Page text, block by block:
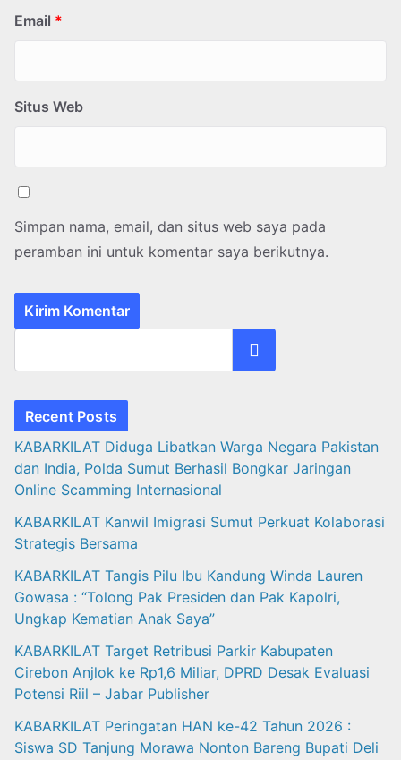
Email *
Situs Web
Simpan nama, email, dan situs web saya pada
peramban ini untuk komentar saya berikutnya.
Cari
Recent Posts
KABARKILAT Diduga Libatkan Warga Negara Pakistan
dan India, Polda Sumut Berhasil Bongkar Jaringan
Online Scamming Internasional
KABARKILAT Kanwil Imigrasi Sumut Perkuat Kolaborasi
Strategis Bersama
KABARKILAT Tangis Pilu Ibu Kandung Winda Lauren
Gowasa : “Tolong Pak Presiden dan Pak Kapolri,
Ungkap Kematian Anak Saya”
KABARKILAT Target Retribusi Parkir Kabupaten
Cirebon Anjlok ke Rp1,6 Miliar, DPRD Desak Evaluasi
Potensi Riil – Jabar Publisher
KABARKILAT Peringatan HAN ke-42 Tahun 2026 :
Siswa SD Tanjung Morawa Nonton Bareng Bupati Deli